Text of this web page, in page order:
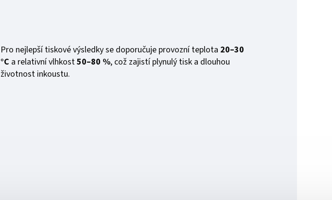
Pro nejlepší tiskové výsledky se doporučuje provozní teplota 20–30
°C a relativní vlhkost50–80 %, což zajistí plynulý tisk a dlouhou
životnost inkoustu.